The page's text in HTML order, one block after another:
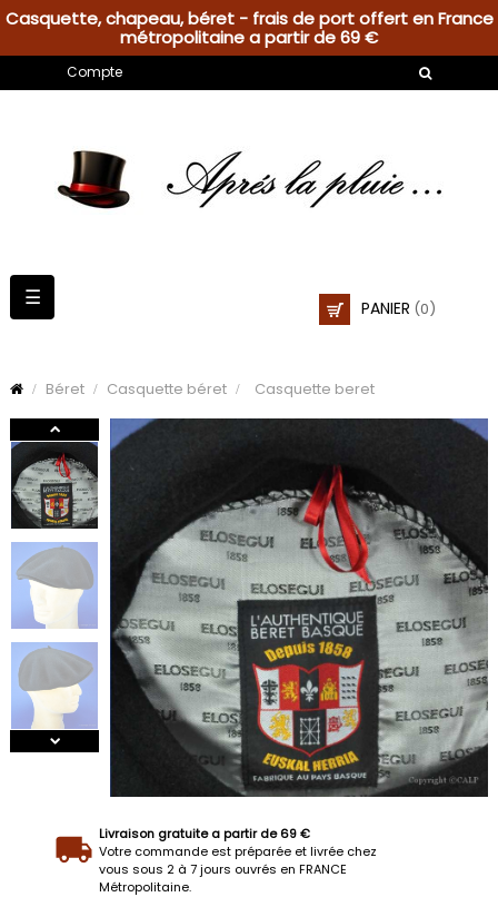
Casquette, chapeau, béret - frais de port offert en France
métropolitaine a partir de 69 €
Compte
PANIER (0)
Basculer
la
☰
Béret Casquette béret Casquette beret
Livraison gratuite a partir de 69 €
Votre commande est préparée et livrée chez
vous sous 2 à 7 jours ouvrés en FRANCE
Métropolitaine.